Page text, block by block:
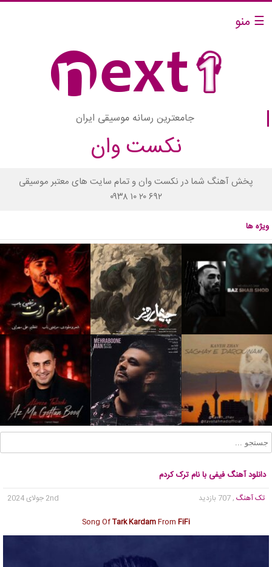
☰ منو
جامعترین رسانه موسیقی ایران
نکست وان
پخش آهنگ شما در نکست وان و تمام سایت های معتبر موسیقی
۰۹۳۸ ۱۰ ۲۰ ۶۹۲
ویژه ها
دانلود آهنگ فیفی با نام ترک کردم
تک آهنگ , 707 بازدید
2nd جولای 2024
Song OfTark KardamFrom FiFi